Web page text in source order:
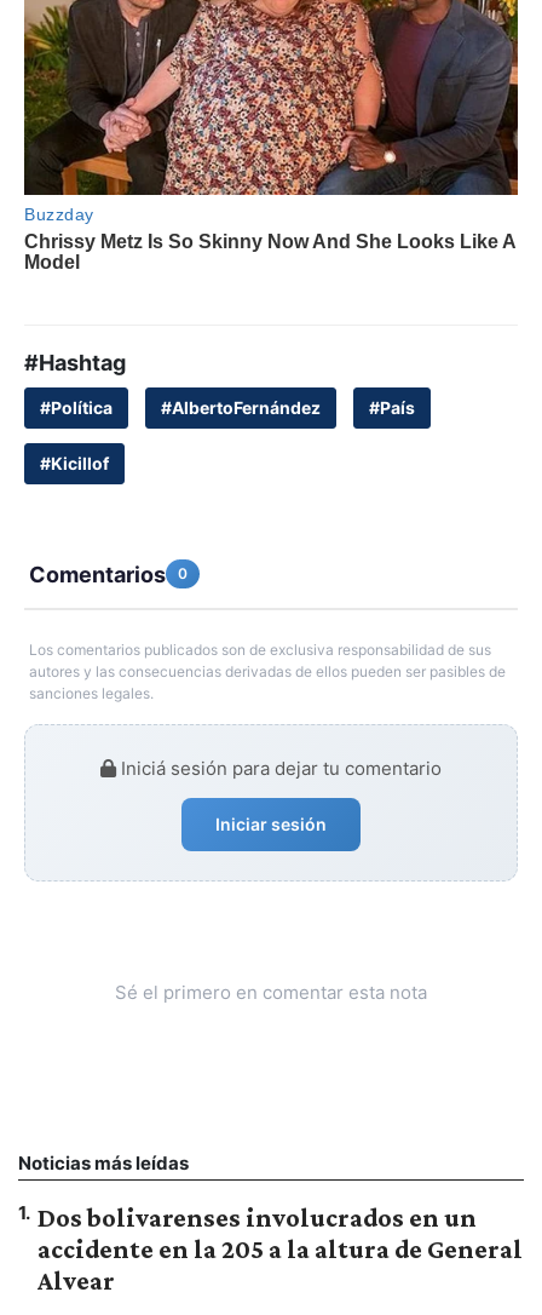
#Hashtag
#Política #AlbertoFernández #País
#Kicillof
Comentarios 0
Los comentarios publicados son de exclusiva responsabilidad de sus
autores y las consecuencias derivadas de ellos pueden ser pasibles de
sanciones legales.
Iniciá sesión para dejar tu comentario
Iniciar sesión
Sé el primero en comentar esta nota
Noticias más leídas
1. Dos bolivarenses involucrados en un
accidente en la 205 a la altura de General
Alvear